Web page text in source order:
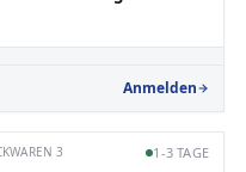
Anmelden
3 1-3 TAGE